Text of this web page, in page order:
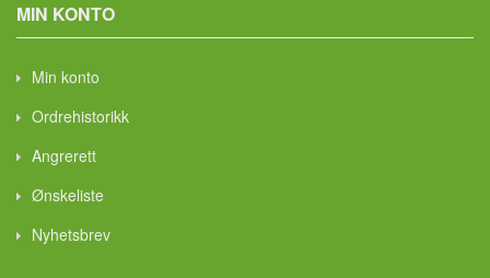
MIN KONTO
Min konto
Ordrehistorikk
Angrerett
Ønskeliste
Nyhetsbrev